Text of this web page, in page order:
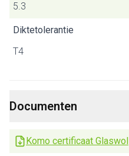
5.3
Diktetolerantie
T4
Documenten
Komo certificaat Glaswol